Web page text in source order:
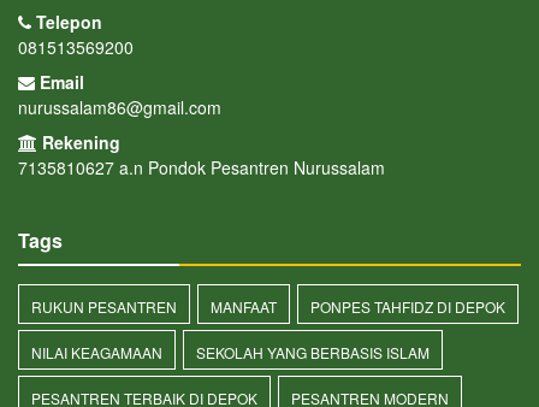
Telepon
081513569200
Email
nurussalam86@gmail.com
Rekening
7135810627 a.n Pondok Pesantren Nurussalam
Tags
RUKUN PESANTREN MANFAAT PONPES TAHFIDZ DI DEPOK
NILAI KEAGAMAAN SEKOLAH YANG BERBASIS ISLAM
PESANTREN TERBAIK DI DEPOK PESANTREN MODERN